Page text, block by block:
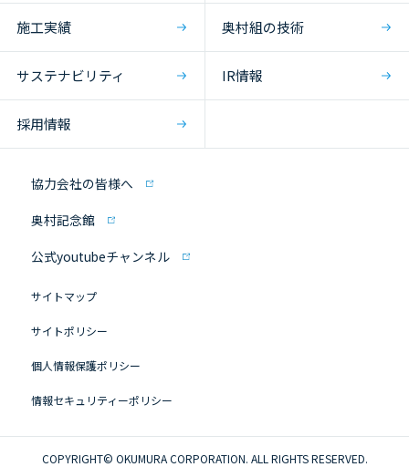
施工実績 奥村組の技術
サステナビリティ IR情報
採用情報
協力会社の皆様へ
奥村記念館
公式youtubeチャンネル
サイトマップ
サイトポリシー
個人情報保護ポリシー
情報セキュリティーポリシー
COPYRIGHT© OKUMURA CORPORATION. ALL RIGHTS RESERVED.